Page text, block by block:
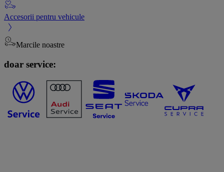
Accesorii pentru vehicule
Marcile noastre
doar service: